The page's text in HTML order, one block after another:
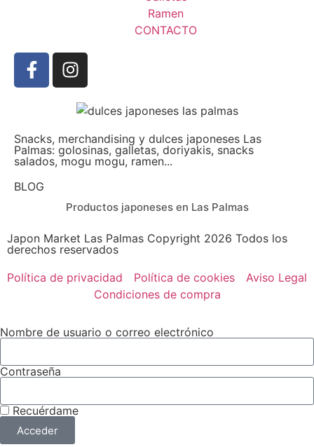
Snacks, merchandising y dulces japoneses Las
Palmas: golosinas, galletas, doriyakis, snacks
salados, mogu mogu, ramen...
BLOG
Productos japoneses en Las Palmas
Ramen
CONTACTO
Japon Market Las Palmas Copyright 2026 Todos los
derechos reservados
Política de privacidad
Política de cookies
Aviso Legal
Condiciones de compra
Nombre de usuario o correo electrónico
Contraseña
Recuérdame
Acceder